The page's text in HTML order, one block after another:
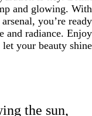
and glowing. With
you’re ready
and radiance. Enjoy
your beauty shine!
the sun,